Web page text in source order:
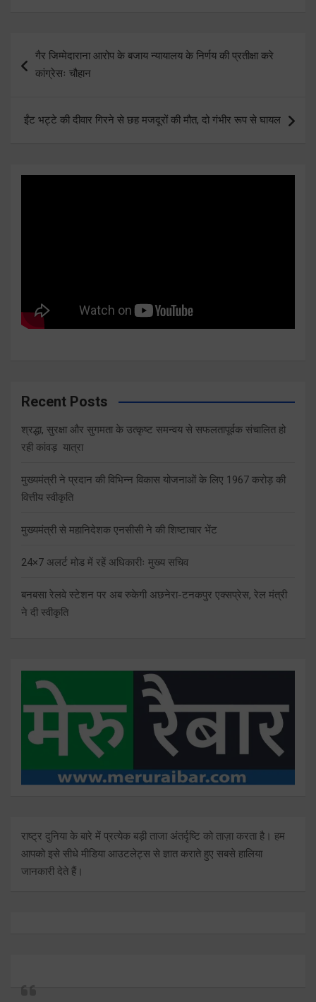
navigation
गैर जिम्मेदाराना आरोप के बजाय न्यायालय के निर्णय की प्रतीक्षा करे
कांग्रेसः चौहान
ईंट भट्टे की दीवार गिरने से छह मजदूरों की मौत, दो गंभीर रूप से घायल
Recent Posts
श्रद्धा, सुरक्षा और सुगमता के उत्कृष्ट समन्वय से सफलतापूर्वक संचालित हो
रही कांवड़ यात्रा
मुख्यमंत्री ने प्रदान की विभिन्न विकास योजनाओं के लिए 1967 करोड़ की
वित्तीय स्वीकृति
मुख्यमंत्री से महानिदेशक एनसीसी ने की शिष्टाचार भेंट
24×7 अलर्ट मोड में रहें अधिकारीः मुख्य सचिव
बनबसा रेलवे स्टेशन पर अब रुकेगी अछनेरा-टनकपुर एक्सप्रेस, रेल मंत्री
ने दी स्वीकृति
राष्ट्र दुनिया के बारे में प्रत्येक बड़ी ताजा अंतर्दृष्टि को ताज़ा करता है। हम
आपको इसे सीधे मीडिया आउटलेट्स से ज्ञात कराते हुए सबसे हालिया
जानकारी देते हैं।